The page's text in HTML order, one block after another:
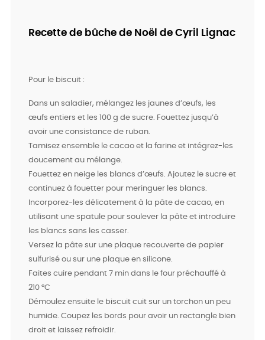
Recette de bûche de Noël de Cyril Lignac
Pour le biscuit :
Dans un saladier, mélangez les jaunes d’œufs, les
œufs entiers et les 100 g de sucre. Fouettez jusqu’à
avoir une consistance de ruban.
Tamisez ensemble le cacao et la farine et intégrez-les
doucement au mélange.
Fouettez en neige les blancs d’œufs. Ajoutez le sucre et
continuez à fouetter pour meringuer les blancs.
Incorporez-les délicatement à la pâte de cacao, en
utilisant une spatule pour soulever la pâte et introduire
les blancs sans les casser.
Versez la pâte sur une plaque recouverte de papier
sulfurisé ou sur une plaque en silicone.
Faites cuire pendant 7 min dans le four préchauffé à
210 °C
Démoulez ensuite le biscuit cuit sur un torchon un peu
humide. Coupez les bords pour avoir un rectangle bien
droit et laissez refroidir.